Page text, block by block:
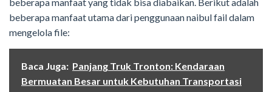
beberapa manfaat utama dari penggunaan naibul fail dalam
mengelola file:
Baca Juga: Panjang Truk Tronton: Kendaraan
Bermuatan Besar untuk Kebutuhan Transportasi